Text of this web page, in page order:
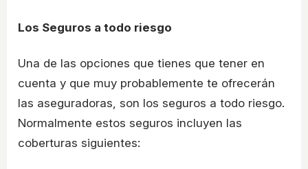
Los Seguros a todo riesgo
Una de las opciones que tienes que tener en
cuenta y que muy probablemente te ofrecerán
las aseguradoras, son los seguros a todo riesgo.
Normalmente estos seguros incluyen las
coberturas siguientes: